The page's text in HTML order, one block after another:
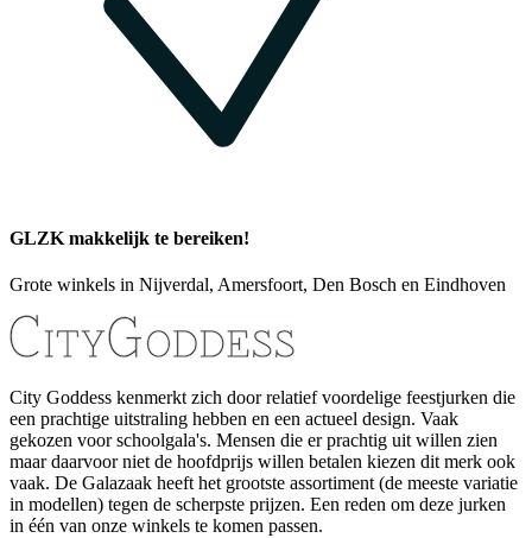
GLZK makkelijk te bereiken!
Grote winkels in Nijverdal, Amersfoort, Den Bosch en Eindhoven
City Goddess kenmerkt zich door relatief voordelige feestjurken die
een prachtige uitstraling hebben en een actueel design. Vaak
gekozen voor schoolgala's. Mensen die er prachtig uit willen zien
maar daarvoor niet de hoofdprijs willen betalen kiezen dit merk ook
vaak. De Galazaak heeft het grootste assortiment (de meeste variatie
in modellen) tegen de scherpste prijzen. Een reden om deze jurken
in één van onze winkels te komen passen.